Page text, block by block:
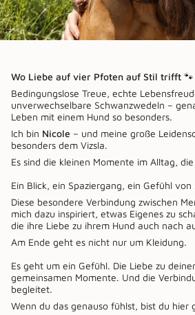
Wo Liebe auf vier Pfoten auf Stil trifft 🐾
Bedingungslose Treue, echte
unverwechselbare Schwanzwedeln –
Leben mit einem Hund so besonders.
Ich bin Nicole – und meine große
besonders dem Vizsla.
Es sind die kleinen Momente im Alltag,
Ein Blick, ein Spaziergang, ein Gefühl von
Diese besondere Verbindung zwischen
mich dazu inspiriert, etwas Eigenes zu
die ihre Liebe zu ihrem Hund auch nach
Am Ende geht es nicht nur um Kleidung.
Es geht um ein Gefühl. Die Liebe zu
gemeinsamen Momente. Und die
begleitet.
Wenn du das genauso fühlst, bist du hier